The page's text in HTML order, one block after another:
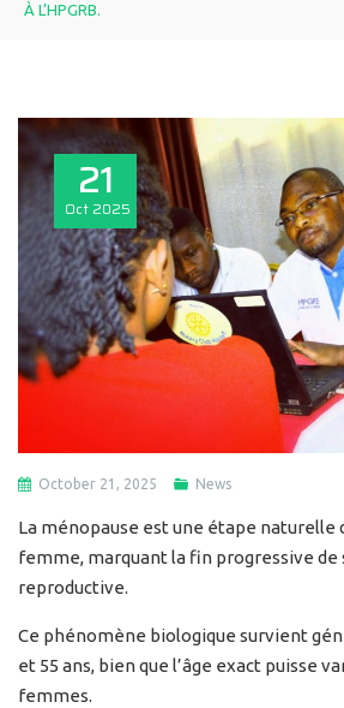
À L’HPGRB.
21
Oct 2025
October 21, 2025 News
La ménopause est une étape naturelle
femme, marquant la fin progressive de
reproductive.
Ce phénomène biologique survient
et 55 ans, bien que l’âge exact puisse
femmes.